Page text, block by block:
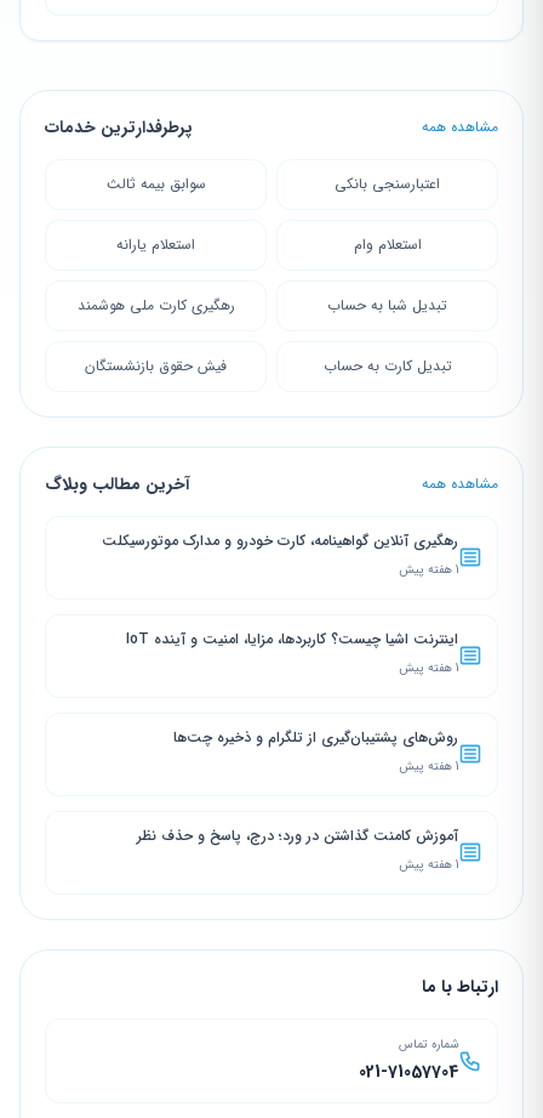
مشاهده همه پرطرفدارترین خدمات
اعتبارسنجی بانکی سوابق بیمه ثالث
استعلام وام استعلام یارانه
تبدیل شبا به حساب رهگیری کارت ملی هوشمند
تبدیل کارت به حساب فیش حقوق بازنشستگان
مشاهده همه آخرین مطالب وبلاگ
رهگیری آنلاین گواهینامه، کارت خودرو و مدارک موتورسیکلت
1 هفته پیش
اینترنت اشیا چیست؟ کاربردها، مزایا، امنیت و آینده IoT
1 هفته پیش
روش‌های پشتیبان‌گیری از تلگرام و ذخیره چت‌ها
1 هفته پیش
آموزش کامنت گذاشتن در ورد؛ درج، پاسخ و حذف نظر
1 هفته پیش
ارتباط با ما
شماره تماس
021-71057704